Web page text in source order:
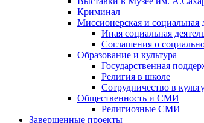
Криминал
Миссионерская и социальная
Иная социальная
Соглашения о
Образование и культура
Государственная
Религия в школе
Сотрудничество в
Общественность и СМИ
Религиозные СМИ
Завершенные проекты